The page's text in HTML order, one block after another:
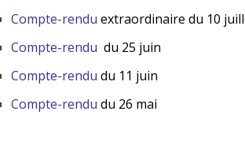
Compte-rendu extraordinaire du 10
Compte-rendu du 25 juin
Compte-rendu du 11 juin
Compte-rendu du 26 mai